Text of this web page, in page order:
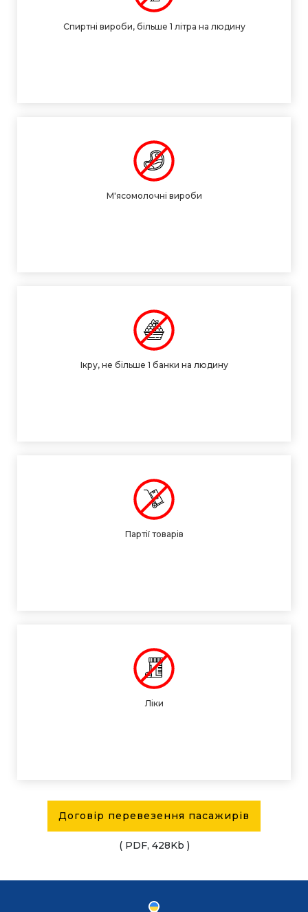
Спиртні вироби, більше 1 літра на людину
М'ясомолочні вироби
Ікру, не більше 1 банки на людину
Партії товарів
Ліки
Договір перевезення пасажирів
( PDF, 428Kb )